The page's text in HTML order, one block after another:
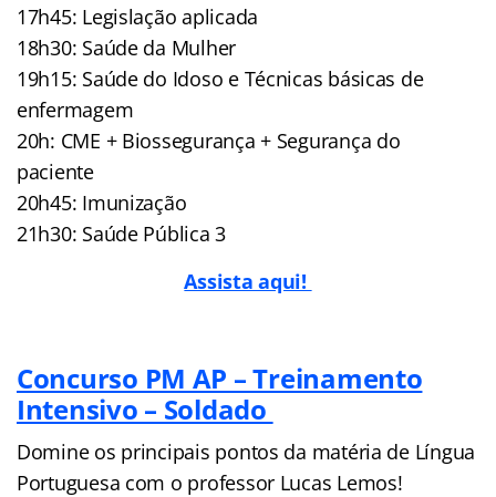
17h45: Legislação aplicada
18h30: Saúde da Mulher
19h15: Saúde do Idoso e Técnicas básicas de
enfermagem
20h: CME + Biossegurança + Segurança do
paciente
20h45: Imunização
21h30: Saúde Pública 3
Assista aqui!
Concurso PM AP – Treinamento
Intensivo – Soldado
Domine os principais pontos da matéria de Língua
Portuguesa com o professor Lucas Lemos!